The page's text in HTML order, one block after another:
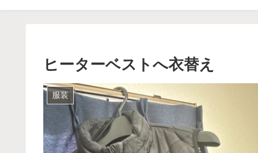
ヒーターベストへ衣替え
服装